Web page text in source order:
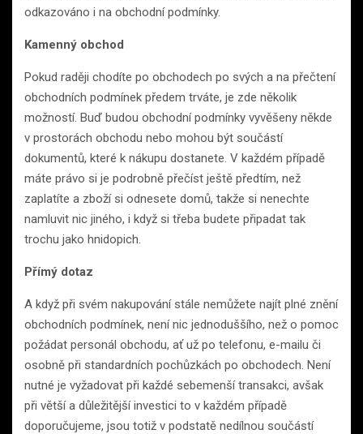
odkazováno i na obchodní podmínky.
Kamenný obchod
Pokud raději chodíte po obchodech po svých a na přečtení
obchodních podmínek předem trváte, je zde několik
možností. Buď budou obchodní podmínky vyvěšeny někde
v prostorách obchodu nebo mohou být součástí
dokumentů, které k nákupu dostanete. V každém případě
máte právo si je podrobně přečíst ještě předtím, než
zaplatíte a zboží si odnesete domů, takže si nenechte
namluvit nic jiného, i když si třeba budete připadat tak
trochu jako hnidopich.
Přímý dotaz
A když při svém nakupování stále nemůžete najít plné znění
obchodních podmínek, není nic jednoduššího, než o pomoc
požádat personál obchodu, ať už po telefonu, e-mailu či
osobně při standardních pochůzkách po obchodech. Není
nutné je vyžadovat při každé sebemenší transakci, avšak
při větší a důležitější investici to v každém případě
doporučujeme, jsou totiž v podstatě nedílnou součástí